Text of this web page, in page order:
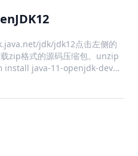
jdk/jdk12点击左侧的
zip格式的源码压缩包。unzip
install java-11-openjdk-devel